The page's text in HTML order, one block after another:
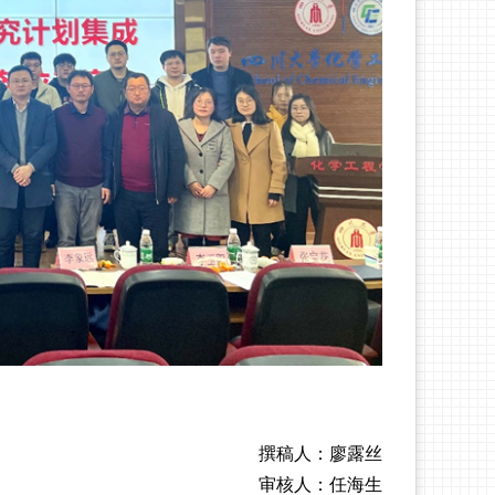
撰稿人：廖露丝
审核人：任海生